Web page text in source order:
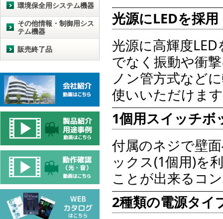
光源にLEDを採用
光源に高輝度
でなく振動や衝
ノン管方式など
使いいただけま
1個用スイッチボ
付属のネジで壁
ックス(1個用)を
ことが出来るコ
2種類の電源タイ
環境保全用システム機器
その他情報・制御用シス
テム機器
販売終了品